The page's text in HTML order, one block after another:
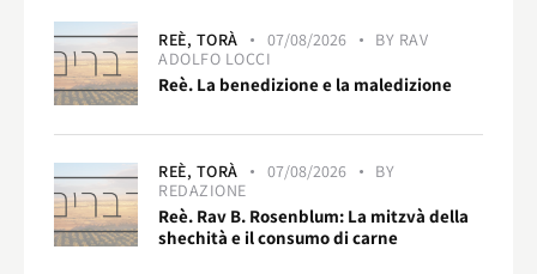
REÈ, TORÀ 07/08/2026 BY RAV
ADOLFO LOCCI
Reè. La benedizione e la maledizione
REÈ, TORÀ 07/08/2026
BY
REDAZIONE
Reè. Rav B. Rosenblum: La mitzvà della
shechità e il consumo di carne